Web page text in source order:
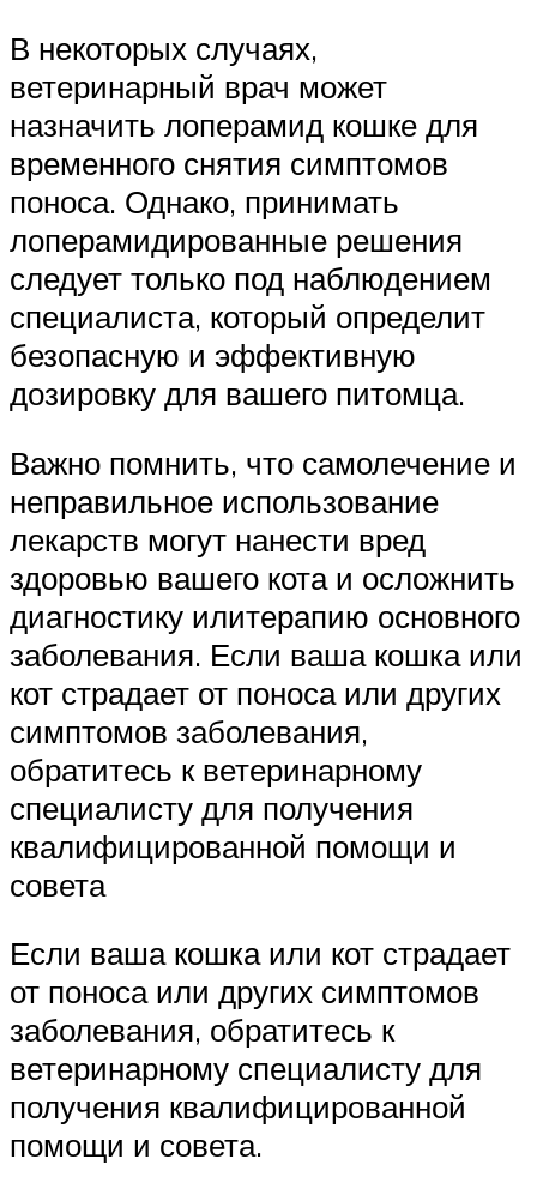
В некоторых случаях,
ветеринарный врач может
назначить лоперамид кошке для
временного снятия симптомов
поноса. Однако, принимать
лоперамидированные решения
следует только под наблюдением
специалиста, который определит
безопасную и эффективную
дозировку для вашего питомца.
Важно помнить, что самолечение и
неправильное использование
лекарств могут нанести вред
здоровью вашего кота и осложнить
диагностику илитерапию основного
заболевания. Если ваша кошка или
кот страдает от поноса или других
симптомов заболевания,
обратитесь к ветеринарному
специалисту для получения
квалифицированной помощи и
совета
Если ваша кошка или кот страдает
от поноса или других симптомов
заболевания, обратитесь к
ветеринарному специалисту для
получения квалифицированной
помощи и совета.